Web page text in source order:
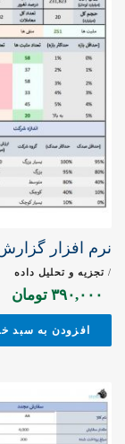
نرم افزار گزارش
/ تجزیه و تحلیل داده
۳۹۰,۰۰۰ تومان
افزودن به سبد